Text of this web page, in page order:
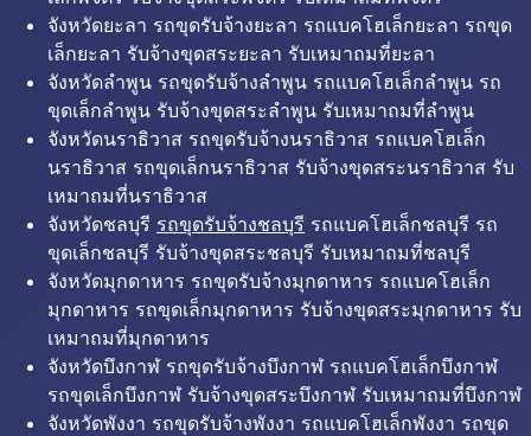
จังหวัดยะลา รถขุดรับจ้างยะลา รถแบคโฮเล็กยะลา รถขุด
เล็กยะลา รับจ้างขุดสระยะลา รับเหมาถมที่ยะลา
จังหวัดลำพูน รถขุดรับจ้างลำพูน รถแบคโฮเล็กลำพูน รถ
ขุดเล็กลำพูน รับจ้างขุดสระลำพูน รับเหมาถมที่ลำพูน
จังหวัดนราธิวาส รถขุดรับจ้างนราธิวาส รถแบคโฮเล็ก
นราธิวาส รถขุดเล็กนราธิวาส รับจ้างขุดสระนราธิวาส รับ
เหมาถมที่นราธิวาส
จังหวัดชลบุรี รถขุดรับจ้างชลบุรี รถแบคโฮเล็กชลบุรี รถ
ขุดเล็กชลบุรี รับจ้างขุดสระชลบุรี รับเหมาถมที่ชลบุรี
จังหวัดมุกดาหาร รถขุดรับจ้างมุกดาหาร รถแบคโฮเล็ก
มุกดาหาร รถขุดเล็กมุกดาหาร รับจ้างขุดสระมุกดาหาร รับ
เหมาถมที่มุกดาหาร
จังหวัดบึงกาฬ รถขุดรับจ้างบึงกาฬ รถแบคโฮเล็กบึงกาฬ
รถขุดเล็กบึงกาฬ รับจ้างขุดสระบึงกาฬ รับเหมาถมที่บึงกาฬ
จังหวัดพังงา รถขุดรับจ้างพังงา รถแบคโฮเล็กพังงา รถขุด